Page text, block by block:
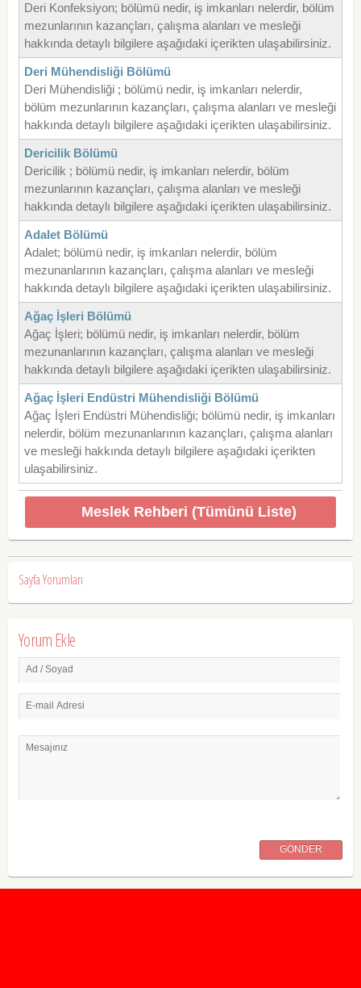
Deri Konfeksiyon; bölümü nedir, iş imkanları nelerdir, bölüm
mezunlarının kazançları, çalışma alanları ve mesleği
hakkında detaylı bilgilere aşağıdaki içerikten ulaşabilirsiniz.
Deri Mühendisliği Bölümü
Deri Mühendisliği ; bölümü nedir, iş imkanları nelerdir,
bölüm mezunlarının kazançları, çalışma alanları ve mesleği
hakkında detaylı bilgilere aşağıdaki içerikten ulaşabilirsiniz.
Dericilik Bölümü
Dericilik ; bölümü nedir, iş imkanları nelerdir, bölüm
mezunlarının kazançları, çalışma alanları ve mesleği
hakkında detaylı bilgilere aşağıdaki içerikten ulaşabilirsiniz.
Adalet Bölümü
Adalet; bölümü nedir, iş imkanları nelerdir, bölüm
mezunanlarının kazançları, çalışma alanları ve mesleği
hakkında detaylı bilgilere aşağıdaki içerikten ulaşabilirsiniz.
Ağaç İşleri Bölümü
Ağaç İşleri; bölümü nedir, iş imkanları nelerdir, bölüm
mezunanlarının kazançları, çalışma alanları ve mesleği
hakkında detaylı bilgilere aşağıdaki içerikten ulaşabilirsiniz.
Ağaç İşleri Endüstri Mühendisliği Bölümü
Ağaç İşleri Endüstri Mühendisliği; bölümü nedir, iş imkanları
nelerdir, bölüm mezunanlarının kazançları, çalışma alanları
ve mesleği hakkında detaylı bilgilere aşağıdaki içerikten
ulaşabilirsiniz.
Meslek Rehberi (Tümünü Liste)
Sayfa Yorumları
Yorum Ekle
Ad / Soyad
E-mail Adresi
Mesajınız
GÖNDER